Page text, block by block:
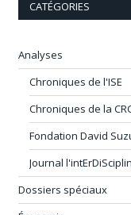
CATÉGORIES
Analyses
Chroniques de l'ISE
Chroniques de la
Fondation David
Journal
Dossiers spéciaux